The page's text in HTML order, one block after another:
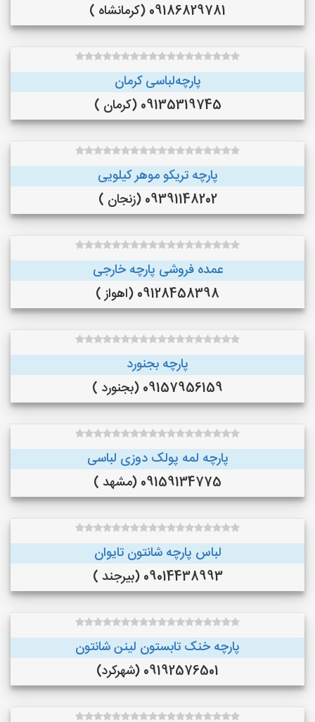
09186829781 (کرمانشاه )
پارچه‌لباسی کرمان
09135319745 (کرمان )
پارچه تریکو موهر کیلویی
09391148202 (زنجان )
عمده فروشی پارچه خارجی
09128458398 (اهواز )
پارچه بجنورد
09157956159 (بجنورد )
پارچه لمه پولک دوزی لباسی
09159134775 (مشهد )
لباس پارچه شانتون تایوان
09014438993 (بیرجند )
پارچه خنک تابستون لینن شانتون
09192576501 (شهرکرد)